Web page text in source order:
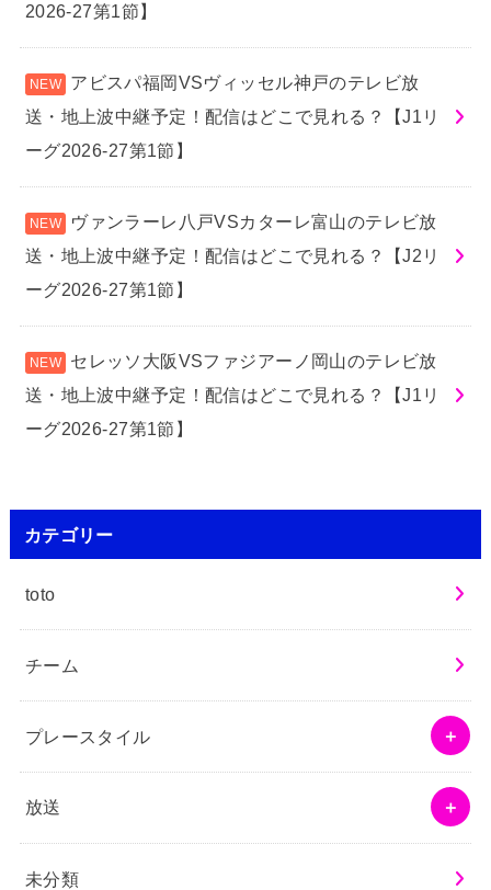
2026-27第1節】
アビスパ福岡VSヴィッセル神戸のテレビ放
送・地上波中継予定！配信はどこで見れる？【J1リ
ーグ2026-27第1節】
ヴァンラーレ八戸VSカターレ富山のテレビ放
送・地上波中継予定！配信はどこで見れる？【J2リ
ーグ2026-27第1節】
セレッソ大阪VSファジアーノ岡山のテレビ放
送・地上波中継予定！配信はどこで見れる？【J1リ
ーグ2026-27第1節】
カテゴリー
toto
チーム
プレースタイル
放送
未分類